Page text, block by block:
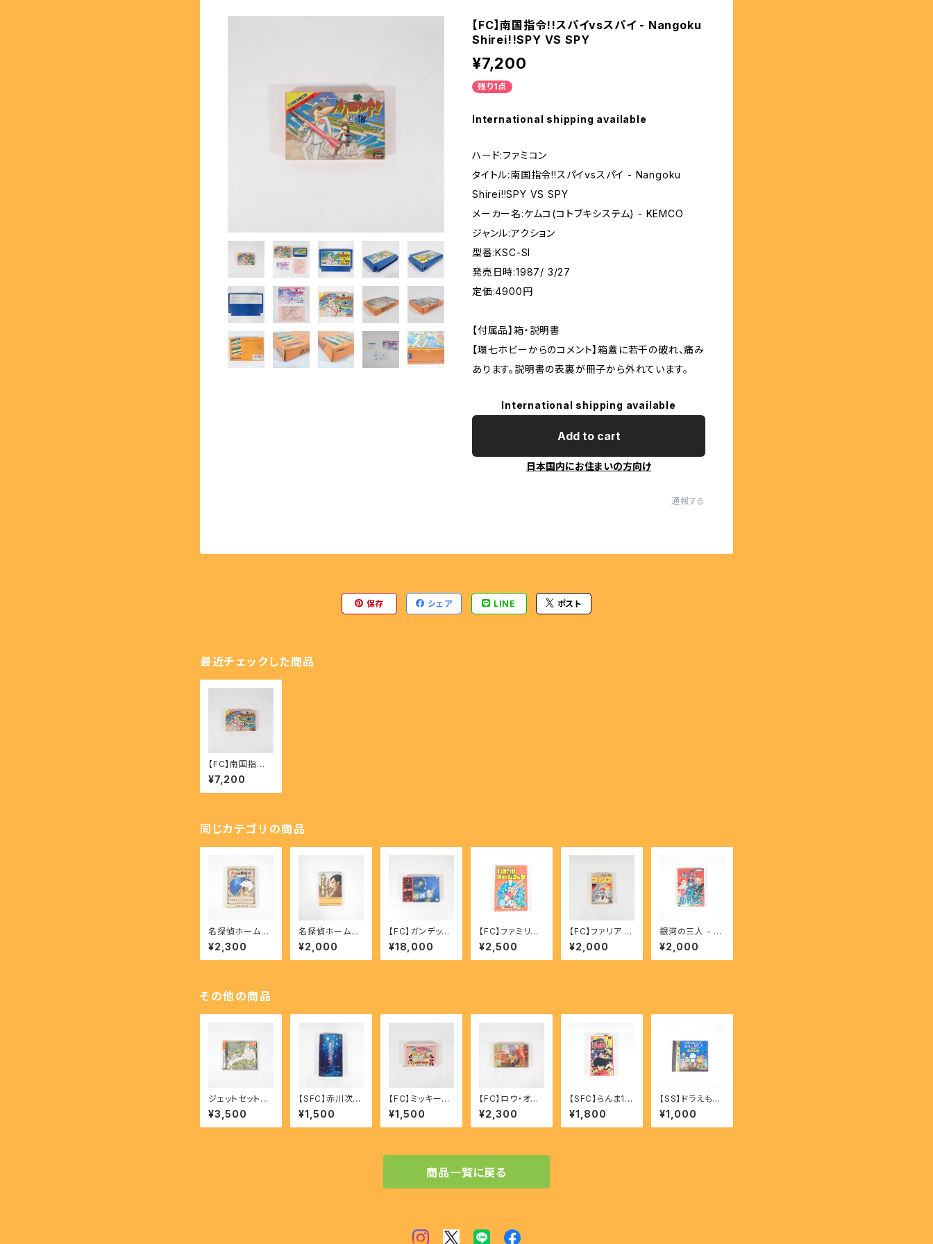
【PS】プレイステーション - PLAY STATION
【NG】ネオジオ - NEOGEO
【SS】セガサターン - SEGA SATURN
【DC】ドリームキャスト - DREAM CAST
【PCE】PCエンジン - PC ENGINE
【FC】南国指令!!スパイvsスパイ - Nangoku
Shirei!!SPY VS SPY
¥7,200
残り1点
International shipping available
ハード:ファミコン
タイトル:南国指令!!スパイvsスパイ - Nangoku
Shirei!!SPY VS SPY
メーカー名:ケムコ(コトブキシステム) - KEMCO
ジャンル:アクション
型番:KSC-SI
発売日時:1987/ 3/27
定価:4900円
【付属品】箱・説明書
【環七ホビーからのコメント】箱蓋に若干の破れ、痛み
あります。説明書の表裏が冊子から外れています。
International shipping available
Add to cart
日本国内にお住まいの方向け
通報する
保存 シェア LINE ポスト
最近チェックした商品
【FC】南国指令!!
スパイvsスパイ
- Nangoku Shi
rei!!SPY VS S
¥7,200
同じカテゴリの商品
名探偵ホームズ
Mからの挑戦状
- SHERLOCK
HOLMES Mkar
¥2,300
名探偵ホームズ
霧のロンドン殺
人事件 - SHER
LOCK HOLME
¥2,000
【FC】ガンデック
- GUN-DEC
¥18,000
【FC】ファミリー
シンセ いきなり
ミュージシャン -
Family Shinse
¥2,500
【FC】ファリア 封
印の剣 - Faria
Fuuin no Turu
gi
¥2,000
銀河の三人 - Gi
nga No Sanni
n 【FC】
¥2,000
その他の商品
ジェットセットラ
ジオ - JET SE
T RADIO【DC】
¥3,500
【SFC】赤川次郎
魔女たちの眠り-
Jiro Akagawa
Majotachi no
¥1,500
【FC】ミッキーマ
ウス 不思議の国
の大冒険 - Mic
key Mouse A
¥1,500
【FC】ロウ・オブ・
ザ・ウエスト(西
部の掟) - Law
of the West
¥2,300
【SFC】らんま1/2
爆裂乱闘篇 - R
anma1/2 Baku
retsu Rantou
¥1,800
【SS】ドラえもん
のび太と復活の
星 - DORAEM
ON Nobita To
¥1,000
商品一覧に戻る